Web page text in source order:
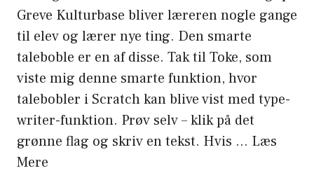
Greve Kulturbase bliver læreren nogle gange
til elev og lærer nye ting. Den smarte
taleboble er en af disse. Tak til Toke, som
viste mig denne smarte funktion, hvor
talebobler i Scratch kan blive vist med type-
writer-funktion. Prøv selv – klik på det
grønne flag og skriv en tekst. Hvis … Læs
Mere